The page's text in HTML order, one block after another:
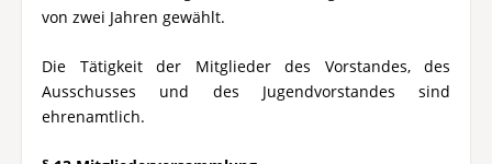
von zwei Jahren gewählt.
Die Tätigkeit der Mitglieder des Vorstandes, des
Ausschusses und des Jugendvorstandes sind
ehrenamtlich.